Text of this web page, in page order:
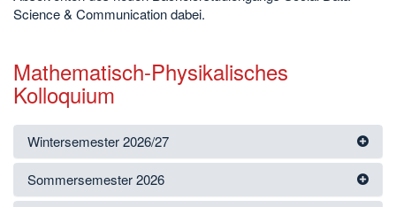
Science & Communication dabei.
Mathematisch-Physikalisches
Kolloquium
Wintersemester 2026/27
Sommersemester 2026